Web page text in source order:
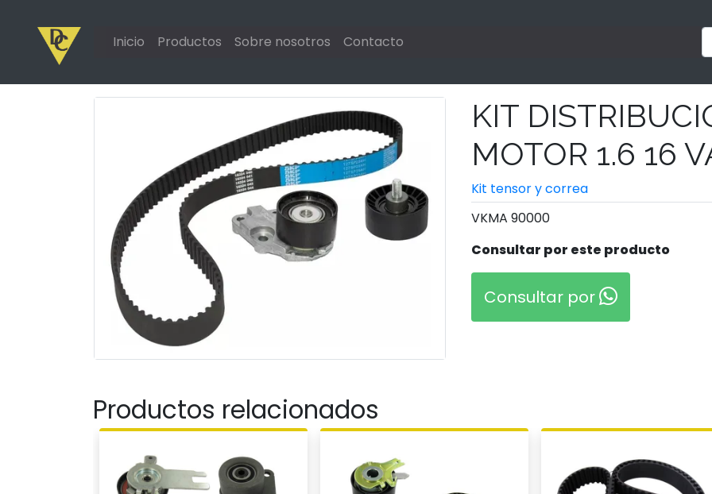
Inicio Productos Sobre nosotros Contacto
KIT
MOTOR 1.6 16
Kit tensor y correa
VKMA 90000
Consultar por este producto
Consultar por
Productos relacionados